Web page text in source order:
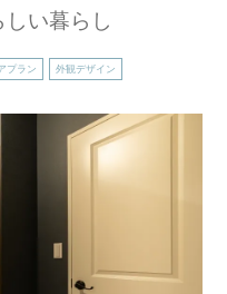
い暮らし
プラン 外観デザイン